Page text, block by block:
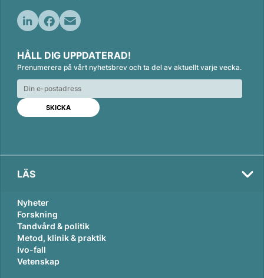
n
k
e
d
n
c
e
b
o
o
k
a
i
l
HÅLL DIG UPPDATERAD!
Prenumerera på vårt nyhetsbrev och ta del av aktuellt varje vecka.
LÄS
Nyheter
Forskning
Tandvård & politik
Metod, klinik & praktik
Ivo-fall
Vetenskap